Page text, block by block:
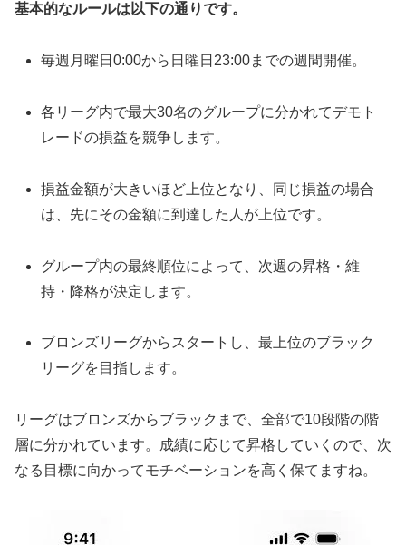
基本的なルールは以下の通りです。
毎週月曜日0:00から日曜日23:00までの週間開催。
各リーグ内で最大30名のグループに分かれてデモト
レードの損益を競争します。
損益金額が大きいほど上位となり、同じ損益の場合
は、先にその金額に到達した人が上位です。
グループ内の最終順位によって、次週の昇格・維
持・降格が決定します。
ブロンズリーグからスタートし、最上位のブラック
リーグを目指します。
リーグはブロンズからブラックまで、全部で10段階の階
層に分かれています。成績に応じて昇格していくので、次
なる目標に向かってモチベーションを高く保てますね。